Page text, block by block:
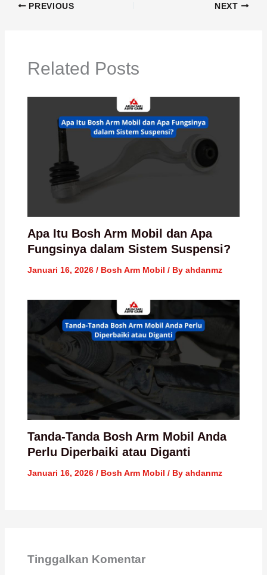
PREVIOUS NEXT
Related Posts
Apa Itu Bosh Arm Mobil dan Apa
Fungsinya dalam Sistem Suspensi?
Januari 16, 2026 / Bosh Arm Mobil / By ahdanmz
Tanda-Tanda Bosh Arm Mobil Anda
Perlu Diperbaiki atau Diganti
Januari 16, 2026 / Bosh Arm Mobil / By ahdanmz
Tinggalkan Komentar